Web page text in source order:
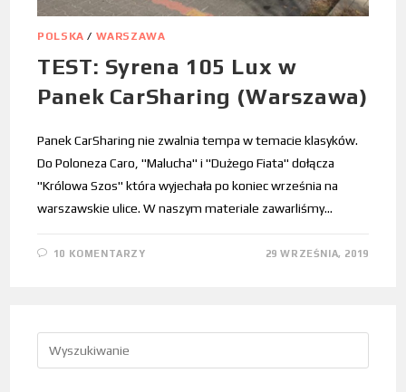
POLSKA / WARSZAWA
TEST: Syrena 105 Lux w
Panek CarSharing (Warszawa)
Panek CarSharing nie zwalnia tempa w temacie klasyków.
Do Poloneza Caro, "Malucha" i "Dużego Fiata" dołącza
"Królowa Szos" która wyjechała po koniec września na
warszawskie ulice. W naszym materiale zawarliśmy…
10 KOMENTARZY 29 WRZEŚNIA, 2019